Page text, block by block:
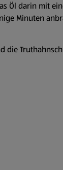
Öl darin mit
Minuten
die